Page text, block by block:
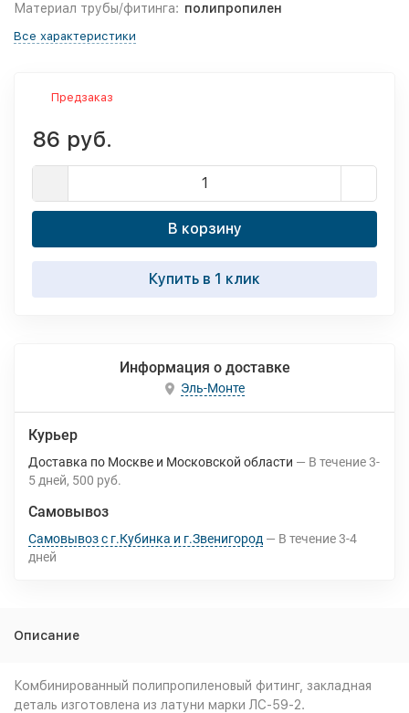
Материал трубы/фитинга: полипропилен
Все характеристики
Предзаказ
86 руб.
В корзину
Купить в 1 клик
Информация о доставке
Эль-Монте
Курьер
Доставка по Москве и Московской области В течение3-
5 дней 500 руб.
Самовывоз
Самовывоз с г.Кубинка и г.Звенигород В течение3-4
дней
Описание
Комбинированный полипропиленовый фитинг, закладная
деталь изготовлена из латуни марки ЛС-59-2.